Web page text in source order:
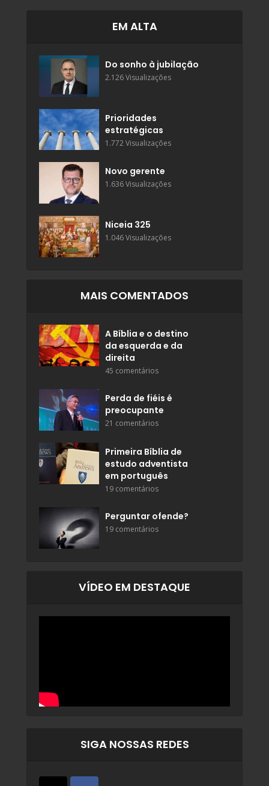
EM ALTA
Do sonho à jubilação
2.126 Visualizações
Prioridades
estratégicas
1.772 Visualizações
Novo gerente
1.636 Visualizações
Niceia 325
1.046 Visualizações
MAIS COMENTADOS
A Bíblia e o destino
da esquerda e da
direita
45 comentários
Perda de fiéis é
preocupante
21 comentários
Primeira Bíblia de
estudo adventista
em português
19 comentários
Perguntar ofende?
19 comentários
VÍDEO EM DESTAQUE
SIGA NOSSAS REDES